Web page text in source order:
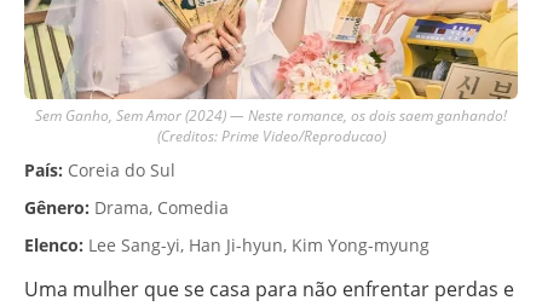
Sem Ganho, Sem Amor (2024) — Neste romance, os dois saem ganhando!
(Creditos: Prime Video/Reproducao)
País: Coreia do Sul
Gênero: Drama, Comedia
Elenco: Lee Sang-yi, Han Ji-hyun, Kim Yong-myung
Uma mulher que se casa para não enfrentar perdas e